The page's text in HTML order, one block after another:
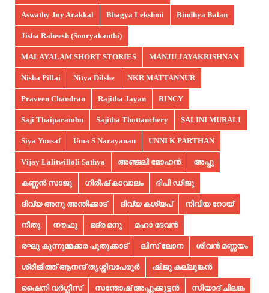
Aswathy Joy Arakkal Bhagya Lekshmi Bindhya Balan
Jisha Raheesh (Sooryakanthi)
MALAYALAM SHORT STORIES MANJU JAYAKRISHNAN
Nisha Pillai Nitya Dilshe NKR MATTANNUR
Praveen Chandran Rajitha Jayan RINCY
Saji Thaiparambu Sajitha Thottanchery SALINI MURALI
Siya Yousaf Uma S Narayanan UNNI K PARTHAN
Vijay Lalitwilloli Sathya അഞ്ജലി മോഹൻ അപ്പു
കണ്ണൻ സാജു ഗിരീഷ് കാവാലം ദിപി ഡിജു
ദിവ്യ അനു അന്തിക്കാട് ദിവ്യ കശ്യപ് നിവിയ റോയ്
നീതു നൗഫു ഭദ്ര മനു മഹാ ദേവൻ
രഘു കുന്നുമ്മക്കര പുതുക്കാട് ലിസ് ലോന ശിവൻ മണ്ണയം
ശ്രീജിത്ത് ആനന്ദ് തൃശ്ശിവപേരൂർ ഷിജു കല്ലുങ്കൻ
ഷൈനി വർഗ്ഗീസ് സന്തോഷ് അപ്പുക്കുട്ടൻ സിയാദ് ചിലങ്ക